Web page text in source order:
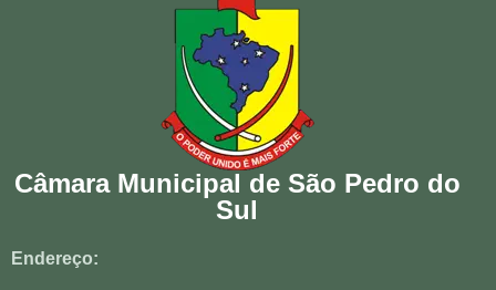
Câmara Municipal de São Pedro do
Sul
Endereço: